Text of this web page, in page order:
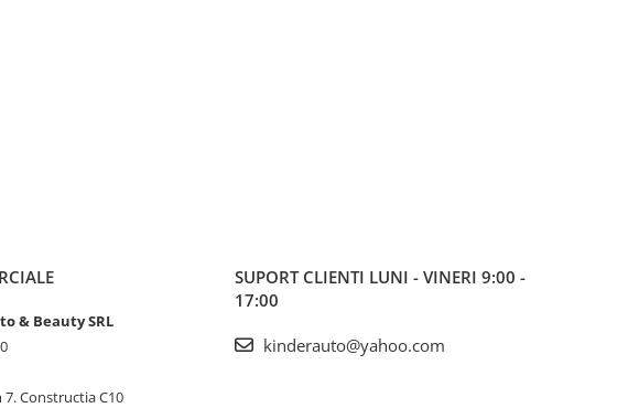
& Beauty SRL
7. Constructia C10
SUPORT CLIENTI LUNI - VINERI 9:00 -
17:00
kinderauto@yahoo.com